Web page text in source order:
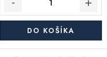
DO KOŠÍKA